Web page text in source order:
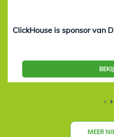
ClickHouse is sponsor van
MEER